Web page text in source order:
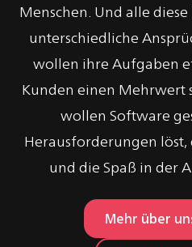
Menschen. Und alle
unterschiedliche
wollen ihre Aufgaben
Kunden einen Mehrwert
wollen Software
Herausforderungen
und die Spaß in der
Mehr über